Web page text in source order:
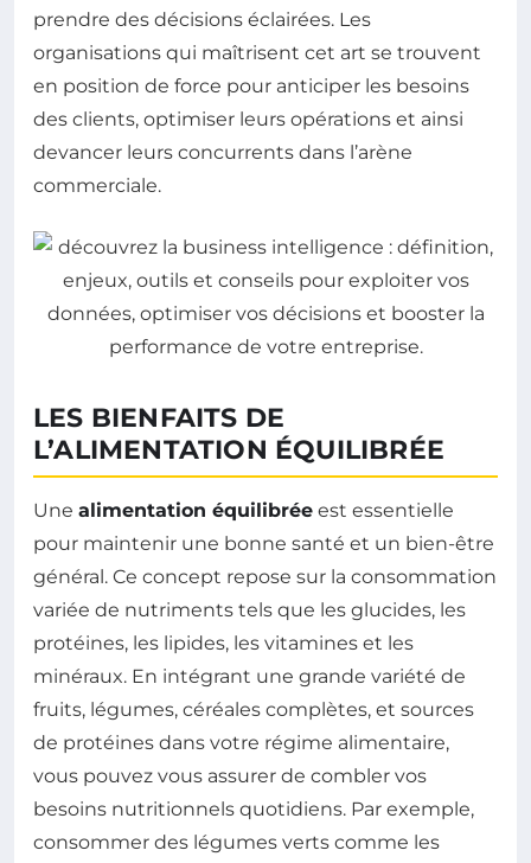
prendre des décisions éclairées. Les
organisations qui maîtrisent cet art se trouvent
en position de force pour anticiper les besoins
des clients, optimiser leurs opérations et ainsi
devancer leurs concurrents dans l’arène
commerciale.
LES BIENFAITS DE
L’ALIMENTATION ÉQUILIBRÉE
Une alimentation équilibrée est essentielle
pour maintenir une bonne santé et un bien-être
général. Ce concept repose sur la consommation
variée de nutriments tels que les glucides, les
protéines, les lipides, les vitamines et les
minéraux. En intégrant une grande variété de
fruits, légumes, céréales complètes, et sources
de protéines dans votre régime alimentaire,
vous pouvez vous assurer de combler vos
besoins nutritionnels quotidiens. Par exemple,
consommer des légumes verts comme les